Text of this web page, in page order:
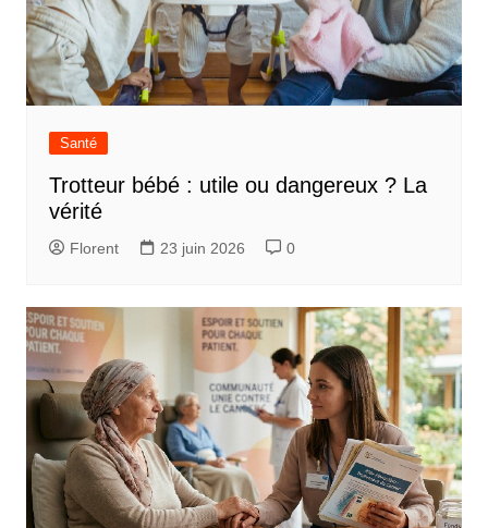
Santé
Trotteur bébé : utile ou dangereux ? La
vérité
Florent 23 juin 2026 0